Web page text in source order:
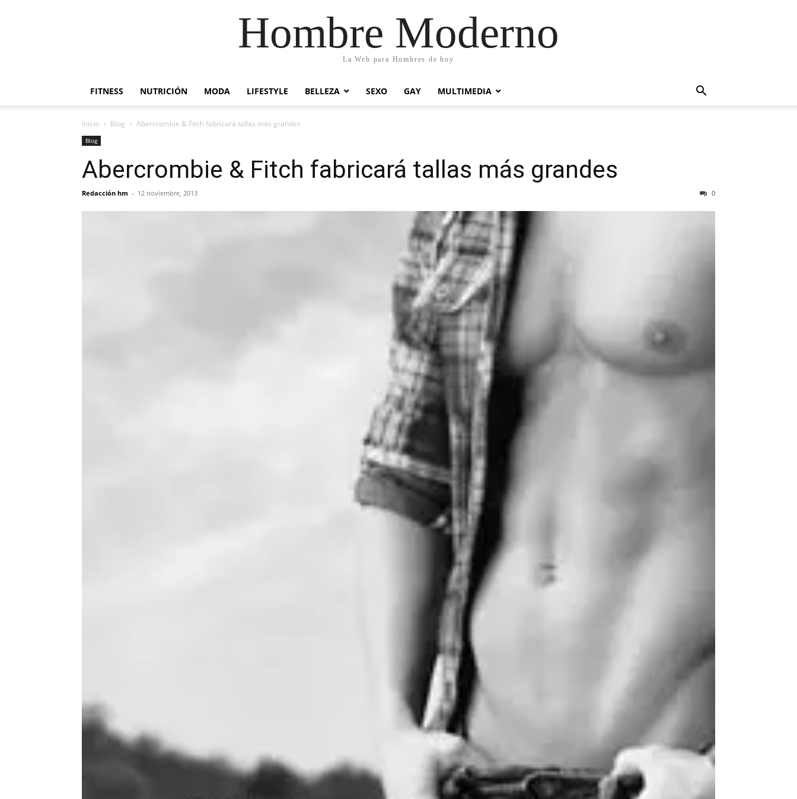
Hombre Moderno
La Web para Hombres de hoy
FITNESS NUTRICIÓN MODA LIFESTYLE BELLEZA SEXO GAY MULTIMEDIA
Inicio Blog Abercrombie & Fitch fabricará tallas más grandes
Blog
Abercrombie & Fitch fabricará tallas más grandes
Redacción hm - 12 noviembre, 2013 0